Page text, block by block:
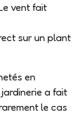
vent fait
sur un plant
en
a fait
le cas